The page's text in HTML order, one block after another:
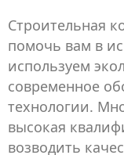
Строительная
помочь вам в
используем
современное
технологии.
высокая
возводить